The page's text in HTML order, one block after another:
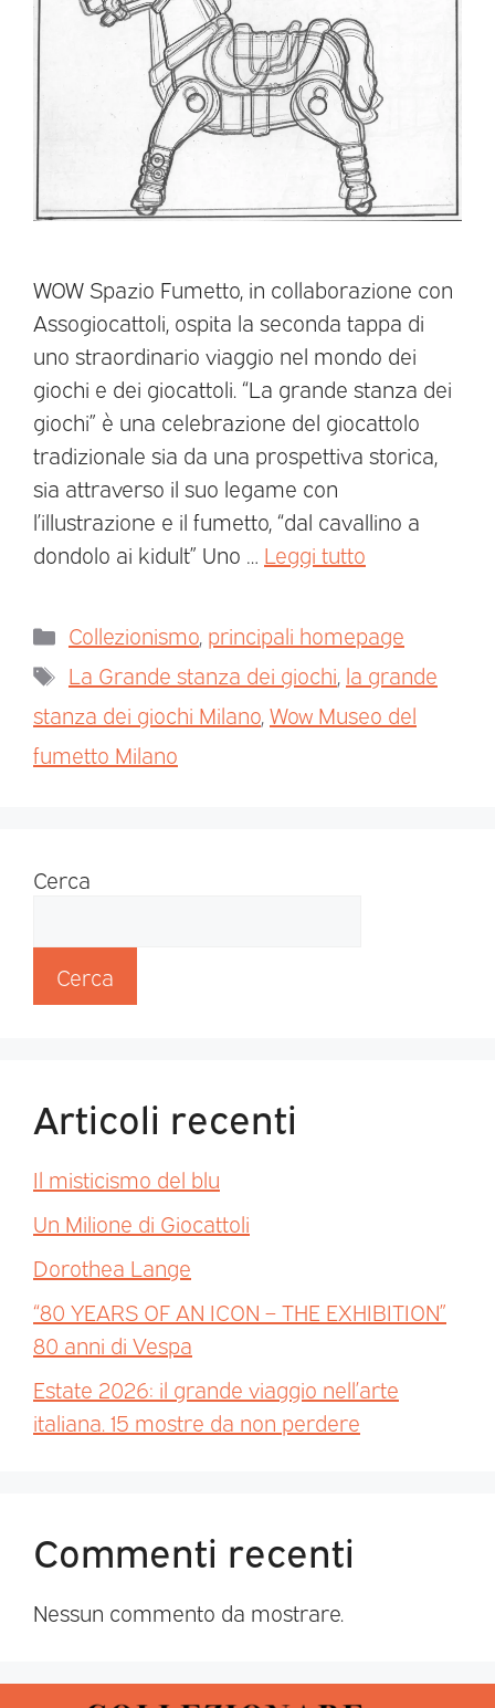
WOW Spazio Fumetto, in collaborazione con
Assogiocattoli, ospita la seconda tappa di
uno straordinario viaggio nel mondo dei
giochi e dei giocattoli. “La grande stanza dei
giochi” è una celebrazione del giocattolo
tradizionale sia da una prospettiva storica,
sia attraverso il suo legame con
l’illustrazione e il fumetto, “dal cavallino a
dondolo ai kidult” Uno … Leggi tutto
Collezionismo principali homepage
La Grande stanza dei giochi la grande
stanza dei giochi Milano Wow Museo del
fumetto Milano
Cerca
Cerca
Articoli recenti
Il misticismo del blu
Un Milione di Giocattoli
Dorothea Lange
“80 YEARS OF AN ICON – THE EXHIBITION”
80 anni di Vespa
Estate 2026: il grande viaggio nell’arte
italiana. 15 mostre da non perdere
Commenti recenti
Nessun commento da mostrare.